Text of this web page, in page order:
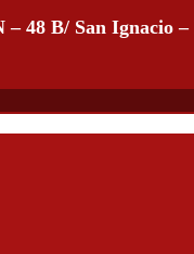
48 B/ San Ignacio